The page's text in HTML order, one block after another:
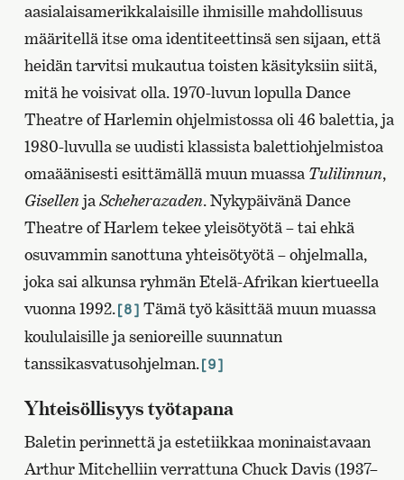
aasialaisamerikkalaisille ihmisille mahdollisuus
määritellä itse oma identiteettinsä sen sijaan, että
heidän tarvitsi mukautua toisten käsityksiin siitä,
mitä he voisivat olla. 1970-luvun lopulla Dance
Theatre of Harlemin ohjelmistossa oli 46 balettia, ja
1980-luvulla se uudisti klassista balettiohjelmistoa
omaäänisesti esittämällä muun muassa Tulilinnun,
GisellenjaScheherazaden. Nykypäivänä Dance
Theatre of Harlem tekee yleisötyötä – tai ehkä
osuvammin sanottuna yhteisötyötä – ohjelmalla,
joka sai alkunsa ryhmän Etelä-Afrikan kiertueella
vuonna 1992.[8] Tämä työ käsittää muun muassa
koululaisille ja senioreille suunnatun
tanssikasvatusohjelman.[9]
Yhteisöllisyys työtapana
Baletin perinnettä ja estetiikkaa moninaistavaan
Arthur Mitchelliin verrattuna Chuck Davis (1937–